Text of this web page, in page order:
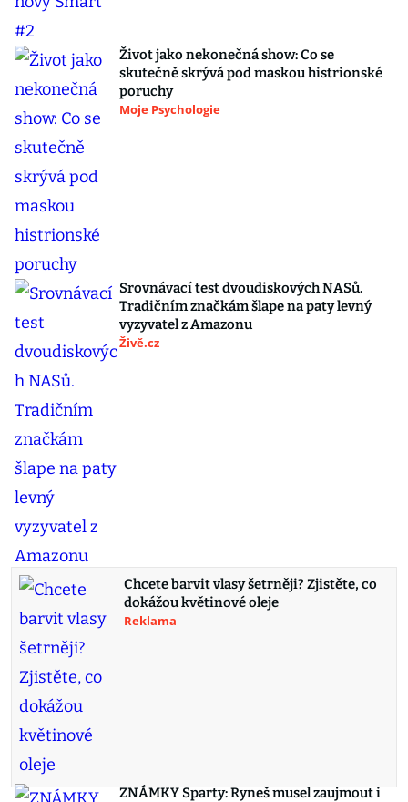
Život jako nekonečná show: Co se
skutečně skrývá pod maskou histrionské
poruchy
Moje Psychologie
Srovnávací test dvoudiskových NASů.
Tradičním značkám šlape na paty levný
vyzyvatel z Amazonu
Živě.cz
Chcete barvit vlasy šetrněji? Zjistěte, co
dokážou květinové oleje
Reklama
ZNÁMKY Sparty: Ryneš musel zaujmout i